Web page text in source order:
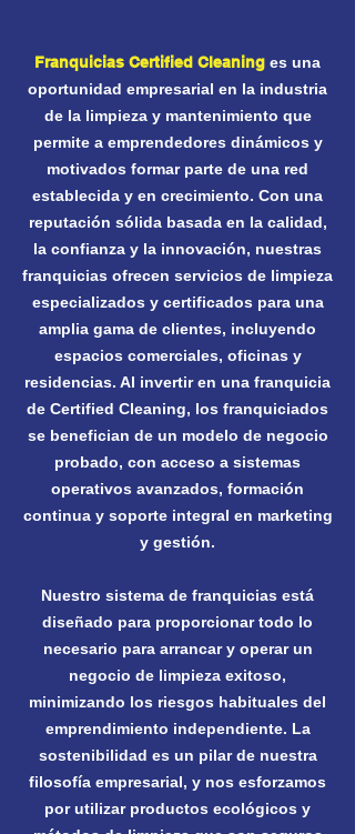
Franquicias Certified Cleaning es una
oportunidad empresarial en la industria
de la limpieza y mantenimiento que
permite a emprendedores dinámicos y
motivados formar parte de una red
establecida y en crecimiento. Con una
reputación sólida basada en la calidad,
la confianza y la innovación, nuestras
franquicias ofrecen servicios de limpieza
especializados y certificados para una
amplia gama de clientes, incluyendo
espacios comerciales, oficinas y
residencias. Al invertir en una franquicia
de Certified Cleaning, los franquiciados
se benefician de un modelo de negocio
probado, con acceso a sistemas
operativos avanzados, formación
continua y soporte integral en marketing
y gestión.
Nuestro sistema de franquicias está
diseñado para proporcionar todo lo
necesario para arrancar y operar un
negocio de limpieza exitoso,
minimizando los riesgos habituales del
emprendimiento independiente. La
sostenibilidad es un pilar de nuestra
filosofía empresarial, y nos esforzamos
por utilizar productos ecológicos y